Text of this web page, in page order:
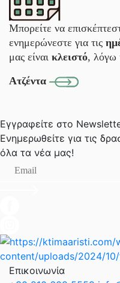
Μπορείτε να
ενημερώνεστε για τις
μας είναι κλειστό, λόγω
Ατζέντα
Εγγραφείτε στο
Ενημερωθείτε για τις
όλα τα νέα μας!
Επικοινωνία